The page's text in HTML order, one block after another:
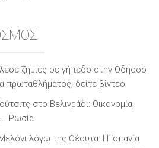
ζημιές σε γήπεδο στην Οδησσό
πρωταθλήματος, δείτε βίντεο
στο Βελιγράδι: Οικονομία,
Ρωσία
λόγω της Θέουτα: Η Ισπανία